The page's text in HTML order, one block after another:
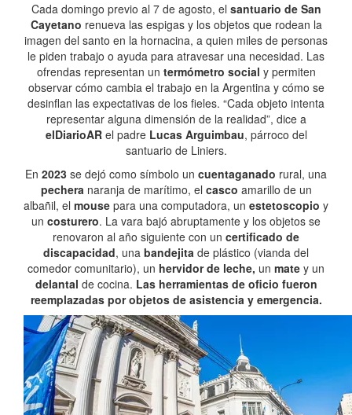
Cada domingo previo al 7 de agosto, el santuario de San
Cayetano renueva las espigas y los objetos que rodean la
imagen del santo en la hornacina, a quien miles de personas
le piden trabajo o ayuda para atravesar una necesidad. Las
ofrendas representan un termómetro social y permiten
observar cómo cambia el trabajo en la Argentina y cómo se
desinflan las expectativas de los fieles. “Cada objeto intenta
representar alguna dimensión de la realidad”, dice a
elDiarioARel padre Lucas Arguimbau, párroco del
santuario de Liniers.
En 2023 se dejó como símbolo un cuentaganado rural, una
pecheranaranja de marítimo, el casco amarillo de un
albañil, el mouse para una computadora, un estetoscopio y
un costurero. La vara bajó abruptamente y los objetos se
renovaron al año siguiente con un certificado de
discapacidad, una bandejita de plástico (vianda del
comedor comunitario), un hervidor de leche, un mate y un
delantal de cocina. Las herramientas de oficio fueron
reemplazadas por objetos de asistencia y emergencia.